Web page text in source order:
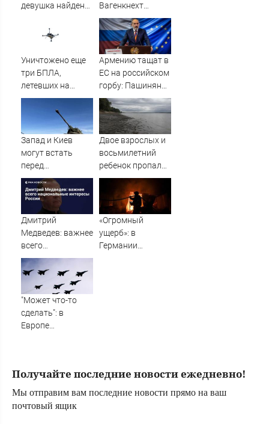
девушка найдена
Вагенкнехт
жёстко ответила
послу Украины
Уничтожено еще
три БПЛА,
летевших на
Москву
Армению тащат в
ЕС на российском
горбу: Пашинян
узнал цену
предательства
Запад и Киев
могут встать
перед
необходимостью
выполнить
условия Путина
Двое взрослых и
восьмилетний
ребенок пропали
во время сплава
по реке
08/08/2026 –
Новости
Дмитрий
Медведев: важнее
всего
национальные
интересы России
«Огромный
ущерб»: в
Германии
"Может что-то
сделать": в
Европе
Получайте последние новости ежедневно!
Мы отправим вам последние новости прямо на ваш
почтовый ящик